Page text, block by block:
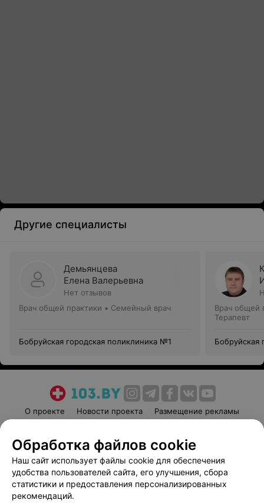
Другие специалисты
Демьянцева
Елена Валерьевна
Нет отзывов
Врач общей практики • Семейный врач
Бобруйская городская поликлиника №1
Врач общей
Терапевт
Бобруйская
О проекте Новости проекта
Размещение рекламы
Пользовательское соглашение
Способы оплаты
Вакансии
Партнеры
Написать руководителю 103.by
Обработка файлов cookie
Наш сайт использует файлы cookie для обеспечения
удобства пользователей сайта, его улучшения, сбора
статистики и предоставления персонализированных
рекомендаций.